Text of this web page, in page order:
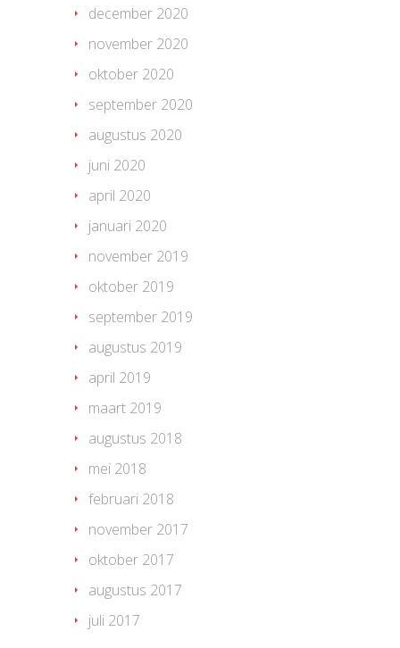
december 2020
november 2020
oktober 2020
september 2020
augustus 2020
juni 2020
april 2020
januari 2020
november 2019
oktober 2019
september 2019
augustus 2019
april 2019
maart 2019
augustus 2018
mei 2018
februari 2018
november 2017
oktober 2017
augustus 2017
juli 2017